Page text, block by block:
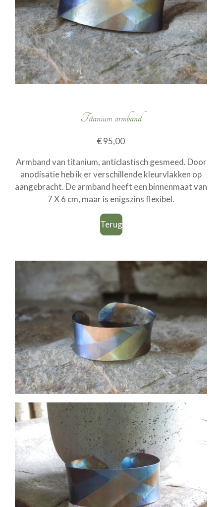
Titanium armband
€ 95,00
Armband van titanium, anticlastisch gesmeed. Door
anodisatie heb ik er verschillende kleurvlakken op
aangebracht. De armband heeft een binnenmaat van
7 X 6 cm, maar is enigszins flexibel.
Terug